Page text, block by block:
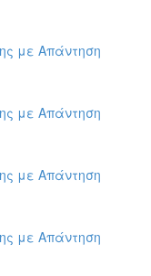
με Απάντηση
με Απάντηση
με Απάντηση
με Απάντηση